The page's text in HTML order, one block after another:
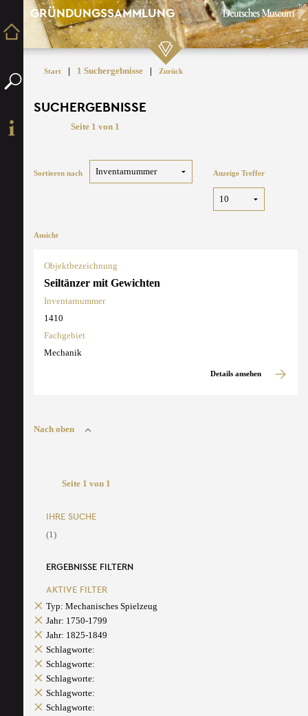
GRÜNDUNGSSAMMLUNG
Start | 1 Suchergebnisse | Zurück
SUCHERGEBNISSE
Seite 1 von 1
Sortieren nach Anzeige Treffer
Ansicht
Objektbezeichnung
Seiltänzer mit Gewichten
Inventarnummer
1410
Fachgebiet
Mechanik
Details ansehen
Nach oben
Seite 1 von 1
IHRE SUCHE
(1)
ERGEBNISSE FILTERN
AKTIVE FILTER
Typ: Mechanisches Spielzeug
Jahr: 1750-1799
Jahr: 1825-1849
Schlagworte:
Schlagworte:
Schlagworte:
Schlagworte:
Schlagworte: